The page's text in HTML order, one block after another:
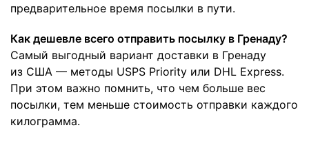
предварительное время посылки в пути.
Как дешевле всего отправить посылку в Гренаду?
Самый выгодный вариант доставки в Гренаду
из США — методы USPS Priority или DHL Express.
При этом важно помнить, что чем больше вес
посылки, тем меньше стоимость отправки каждого
килограмма.